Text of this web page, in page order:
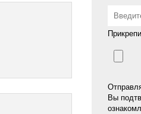
Вы